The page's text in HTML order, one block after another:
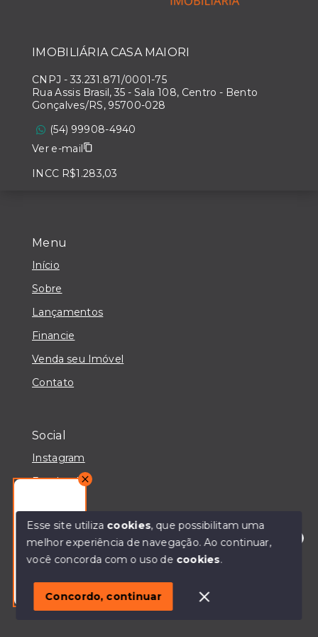
Oportunidade no Bairro Verona!
Menu
Início
Sobre
Lançamentos
Financie
Venda seu Imóvel
Contato
Social
Instagram
Facebook
© Copyright 2026 - IMOBILIÁRIA CASA MAIORI -
SITE PARA IMOBILIARIA
IMOBILIÁRIA CASA MAIORI
CNPJ - 33.231.871/0001-75
Rua Assis Brasil, 35 - Sala 108, Centro - Bento
Gonçalves/RS, 95700-028
(54) 99908-4940
Ver e-mail
INCC R$1.283,03
Olá! Estou disponível para te ajudar.
Esse site utiliza cookies, que possibilitam uma
melhor experiência de navegação.Ao continuar,
você concorda com o uso de cookies.
Concordo, continuar